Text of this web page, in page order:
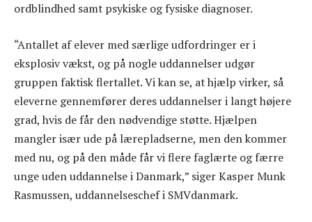
ordblindhed samt psykiske og fysiske diagnoser.
“Antallet af elever med særlige udfordringer er i
eksplosiv vækst, og på nogle uddannelser udgør
gruppen faktisk flertallet. Vi kan se, at hjælp virker, så
eleverne gennemfører deres uddannelser i langt højere
grad, hvis de får den nødvendige støtte. Hjælpen
mangler især ude på lærepladserne, men den kommer
med nu, og på den måde får vi flere faglærte og færre
unge uden uddannelse i Danmark,” siger Kasper Munk
Rasmussen, uddannelseschef i SMVdanmark.